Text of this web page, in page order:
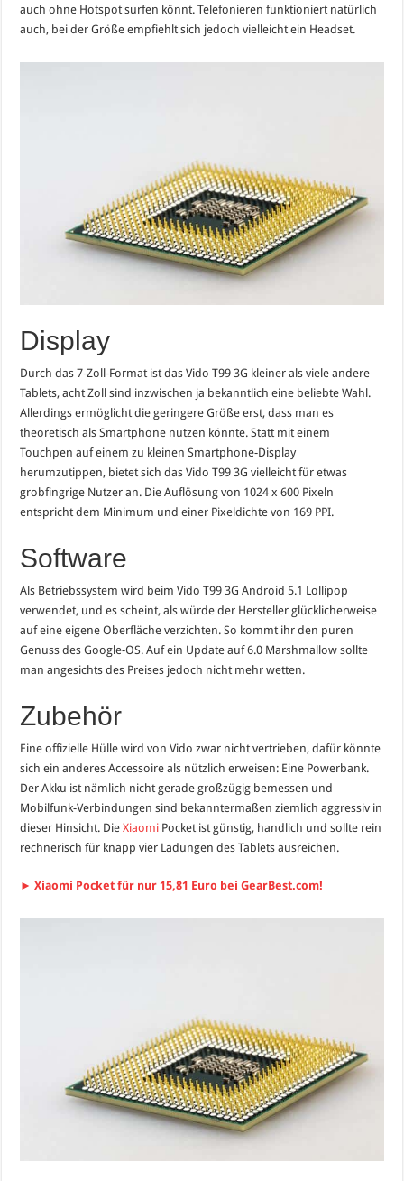
auch ohne Hotspot surfen könnt. Telefonieren funktioniert natürlich
auch, bei der Größe empfiehlt sich jedoch vielleicht ein Headset.
Display
Durch das 7-Zoll-Format ist das Vido T99 3G kleiner als viele andere
Tablets, acht Zoll sind inzwischen ja bekanntlich eine beliebte Wahl.
Allerdings ermöglicht die geringere Größe erst, dass man es
theoretisch als Smartphone nutzen könnte. Statt mit einem
Touchpen auf einem zu kleinen Smartphone-Display
herumzutippen, bietet sich das Vido T99 3G vielleicht für etwas
grobfingrige Nutzer an. Die Auflösung von 1024 x 600 Pixeln
entspricht dem Minimum und einer Pixeldichte von 169 PPI.
Software
Als Betriebssystem wird beim Vido T99 3G Android 5.1 Lollipop
verwendet, und es scheint, als würde der Hersteller glücklicherweise
auf eine eigene Oberfläche verzichten. So kommt ihr den puren
Genuss des Google-OS. Auf ein Update auf 6.0 Marshmallow sollte
man angesichts des Preises jedoch nicht mehr wetten.
Zubehör
Eine offizielle Hülle wird von Vido zwar nicht vertrieben, dafür könnte
sich ein anderes Accessoire als nützlich erweisen: Eine Powerbank.
Der Akku ist nämlich nicht gerade großzügig bemessen und
Mobilfunk-Verbindungen sind bekanntermaßen ziemlich aggressiv in
dieser Hinsicht. DieXiaomi Pocket ist günstig, handlich und sollte rein
rechnerisch für knapp vier Ladungen des Tablets ausreichen.
► Xiaomi Pocket für nur 15,81 Euro bei GearBest.com!